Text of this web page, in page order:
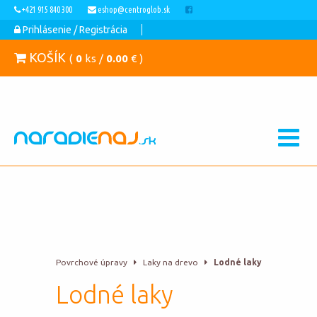
+421 915 840 300 eshop@centroglob.sk
Prihlásenie / Registrácia
KOŠÍK ( 0 ks / 0.00 € )
Povrchové úpravy Laky na drevo Lodné laky
Lodné laky